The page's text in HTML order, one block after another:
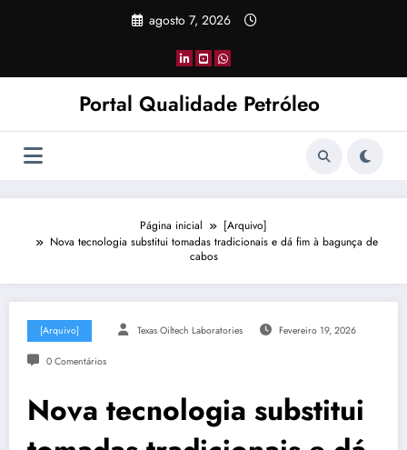
agosto 7, 2026
Portal Qualidade Petróleo
Página inicial
[Arquivo]
Nova tecnologia substitui tomadas tradicionais e dá fim à bagunça de
cabos
[Arquivo] Texas Oiltech Laboratories Fevereiro 19, 2026
0 Comentários
Nova tecnologia substitui